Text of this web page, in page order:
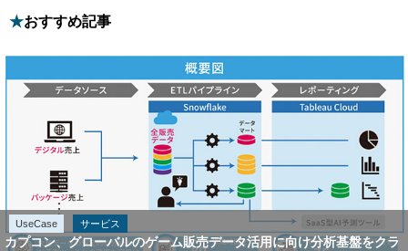
おすすめ記事
UseCase サービス
カプコン、グローバルのゲーム販売データ活用に向け分析基盤をクラ